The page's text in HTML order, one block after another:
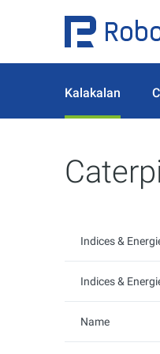
Kalakalan
Indices &
Indices &
Name